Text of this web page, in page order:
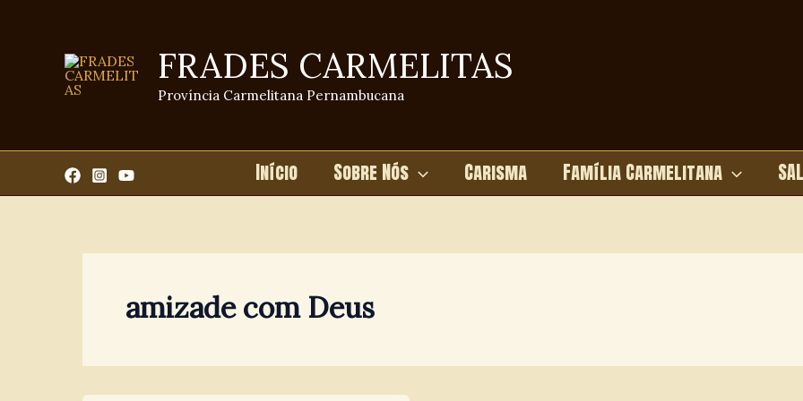
FRADES CARMELITAS
Província Carmelitana Pernambucana
Início Sobre Nós Carisma Família Carmelitana
amizade com Deus